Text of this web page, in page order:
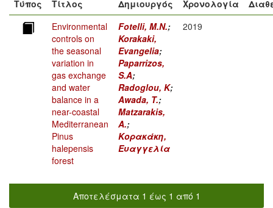
Τύπος Τίτλος Δημιουργός Χρονολογία
Environmental
controls on
the seasonal
variation in
gas exchange
and water
balance in a
near-coastal
Mediterranean
Pinus
halepensis
forest
Fotelli, M.N.;
Korakaki,
Evangelia;
Paparrizos,
S.A;
Radoglou, K;
Awada, T.;
Matzarakis,
A.;
Κορακάκη,
Ευαγγελία
2019
Αποτελέσματα 1 έως 1 από 1